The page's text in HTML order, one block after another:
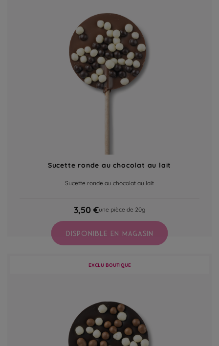
Sucette ronde au chocolat au lait
Sucette ronde au chocolat au lait
3,50 €une pièce de 20g
DISPONIBLE EN MAGASIN
EXCLU BOUTIQUE